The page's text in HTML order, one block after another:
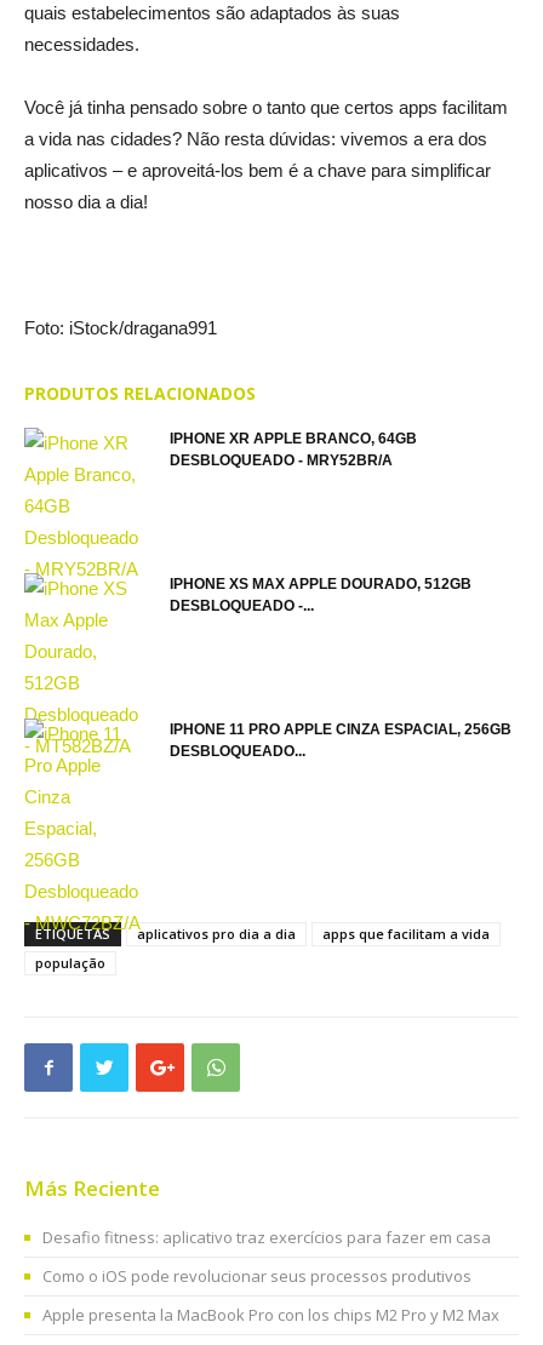
quais estabelecimentos são adaptados às suas
necessidades.
Você já tinha pensado sobre o tanto que certos apps facilitam
a vida nas cidades? Não resta dúvidas: vivemos a era dos
aplicativos – e aproveitá-los bem é a chave para simplificar
nosso dia a dia!
Foto: iStock/dragana991
PRODUTOS RELACIONADOS
IPHONE XR APPLE BRANCO, 64GB
DESBLOQUEADO - MRY52BR/A
IPHONE XS MAX APPLE DOURADO, 512GB
DESBLOQUEADO -...
IPHONE 11 PRO APPLE CINZA ESPACIAL, 256GB
DESBLOQUEADO...
ETIQUETAS aplicativos pro dia a dia
apps que facilitam a vida
população
Más Reciente
Desafio fitness: aplicativo traz exercícios para fazer em casa
Como o iOS pode revolucionar seus processos produtivos
Apple presenta la MacBook Pro con los chips M2 Pro y M2 Max